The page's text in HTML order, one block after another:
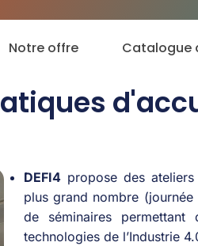
Notre offre Catalogue
DEFI4propose des ateliers
plus grand nombre (journée
de séminaires permettant
technologies de l’Industrie